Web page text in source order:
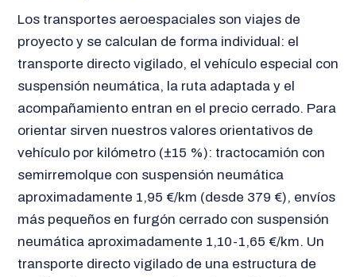
Los transportes aeroespaciales son viajes de
proyecto y se calculan de forma individual: el
transporte directo vigilado, el vehículo especial con
suspensión neumática, la ruta adaptada y el
acompañamiento entran en el precio cerrado. Para
orientar sirven nuestros valores orientativos de
vehículo por kilómetro (±15 %): tractocamión con
semirremolque con suspensión neumática
aproximadamente 1,95 €/km (desde 379 €), envíos
más pequeños en furgón cerrado con suspensión
neumática aproximadamente 1,10-1,65 €/km. Un
transporte directo vigilado de una estructura de